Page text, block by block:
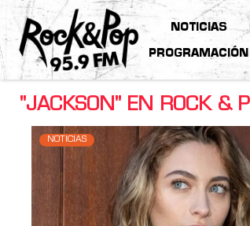
NOTICIAS
PROGRAMACIÓN
"JACKSON" EN ROCK &
NOTICIAS